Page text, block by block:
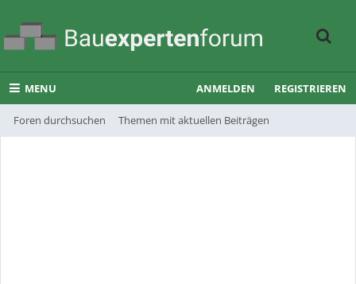
MENU
Foren durchsuchen Themen mit aktuellen Beiträgen
ANMELDEN REGISTRIEREN